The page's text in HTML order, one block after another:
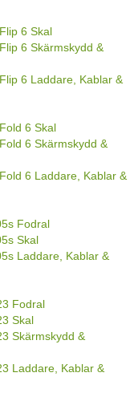
6 Skal
6 Skärmskydd &
6 Laddare, Kablar &
6 Skal
6 Skärmskydd &
6 Laddare, Kablar &
Fodral
Skal
Laddare, Kablar &
Fodral
Skal
Skärmskydd &
Laddare, Kablar &